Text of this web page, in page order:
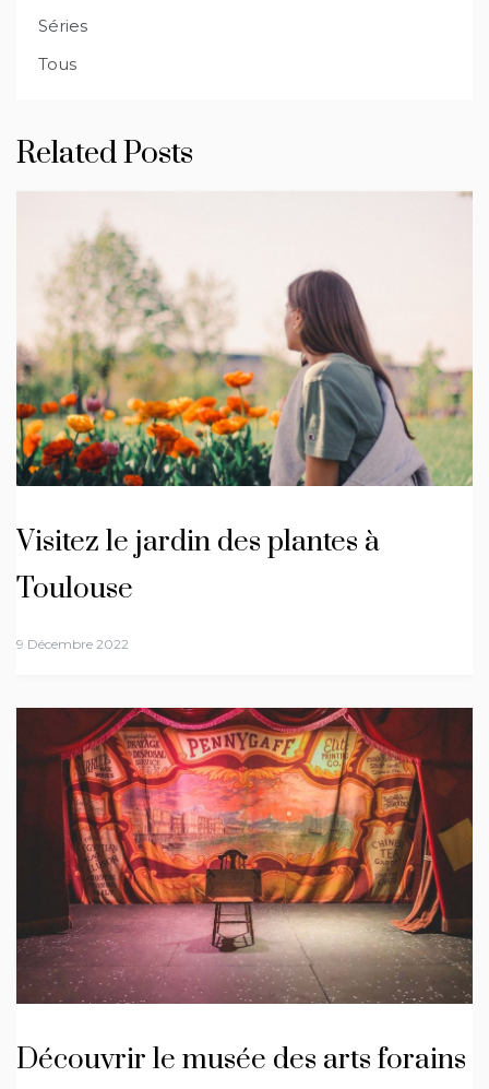
Séries
Tous
Related Posts
Visitez le jardin des plantes à
Toulouse
9 Décembre 2022
Découvrir le musée des arts forains